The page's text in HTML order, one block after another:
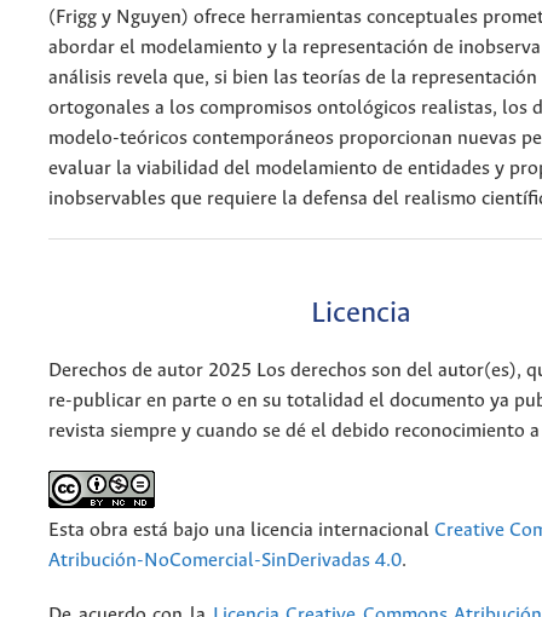
(Frigg y Nguyen) ofrece herramientas conceptuales
abordar el modelamiento y la representación de
análisis revela que, si bien las teorías de la
ortogonales a los compromisos ontológicos realistas, los
modelo-teóricos contemporáneos proporcionan nuevas
evaluar la viabilidad del modelamiento de entidades y
inobservables que requiere la defensa del realismo
Licencia
Derechos de autor 2025 Los derechos son del autor(es),
re-publicar en parte o en su totalidad el documento ya
revista siempre y cuando se dé el debido reconocimiento
Esta obra está bajo una licencia internacional Creative
Atribución-NoComercial-SinDerivadas 4.0.